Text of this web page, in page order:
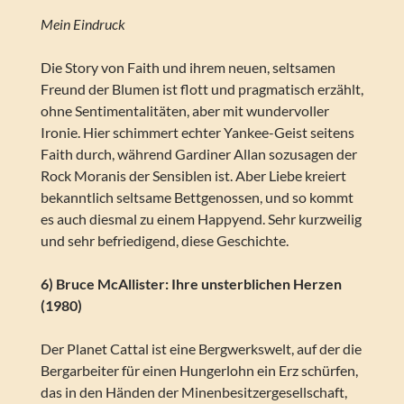
Mein Eindruck
Die Story von Faith und ihrem neuen, seltsamen
Freund der Blumen ist flott und pragmatisch erzählt,
ohne Sentimentalitäten, aber mit wundervoller
Ironie. Hier schimmert echter Yankee-Geist seitens
Faith durch, während Gardiner Allan sozusagen der
Rock Moranis der Sensiblen ist. Aber Liebe kreiert
bekanntlich seltsame Bettgenossen, und so kommt
es auch diesmal zu einem Happyend. Sehr kurzweilig
und sehr befriedigend, diese Geschichte.
6) Bruce McAllister: Ihre unsterblichen Herzen
(1980)
Der Planet Cattal ist eine Bergwerkswelt, auf der die
Bergarbeiter für einen Hungerlohn ein Erz schürfen,
das in den Händen der Minenbesitzergesellschaft,